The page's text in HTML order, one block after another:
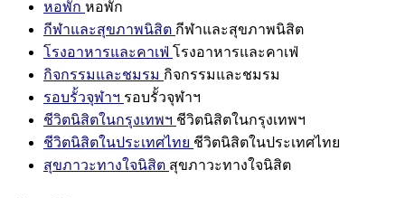
หอพัก หอพัก
กีฬาและสุขภาพนิสิต กีฬาและสุขภาพนิสิต
โรงอาหารและคาเฟ่ โรงอาหารและคาเฟ่
กิจกรรมและชมรม กิจกรรมและชมรม
รอบรั้วจุฬาฯ รอบรั้วจุฬาฯ
ชีวิตนิสิตในกรุงเทพฯ ชีวิตนิสิตในกรุงเทพฯ
ชีวิตนิสิตในประเทศไทย ชีวิตนิสิตในประเทศไทย
สุขภาวะทางใจนิสิต สุขภาวะทางใจนิสิต